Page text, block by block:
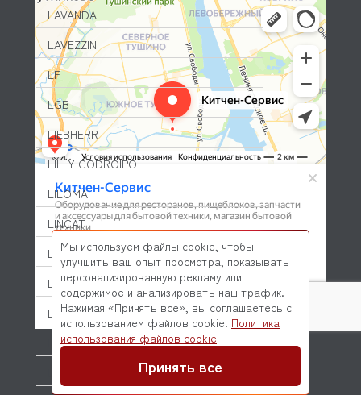
LAVANDA
LAVEZZINI
LF
LGB
LIEBHERR
LILLY CODROIPO
LILOMA
LINCAT
LINCOLN
LOTUS
LOZAMET
LUCIFER-PARKER
© 2026 Kitchen-Service.com Интернет-магазин запчастей
и оборудования профессиональной кухни
Мы используем файлы cookie, чтобы
улучшить ваш опыт просмотра, показывать
персонализированную рекламу или
содержимое и анализировать наш трафик.
Нажимая «Принять все», вы соглашаетесь с
использованием файлов cookie. Политика
использования файлов cookie
Принять все